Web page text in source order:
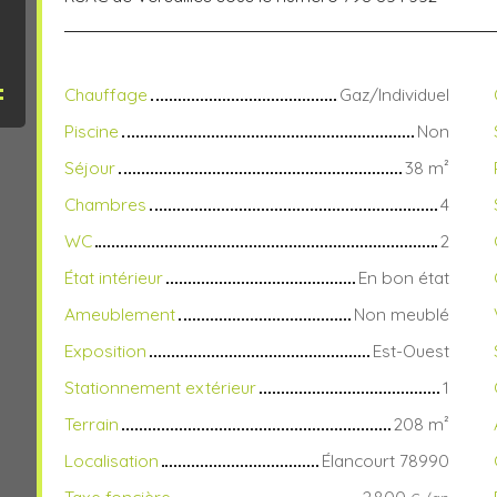
Chauffage Gaz/Individuel
Piscine
Non
Séjour
38 m²
Chambres
4
WC
2
État intérieur
En bon état
Ameublement
Non meublé
Exposition
Est-Ouest
Stationnement extérieur
1
Terrain
208 m²
Localisation
Élancourt 78990